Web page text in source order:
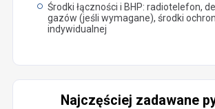
Środki łączności i BHP: radiotelefon,
gazów (jeśli wymagane), środki
indywidualnej
Najczęściej zadawane